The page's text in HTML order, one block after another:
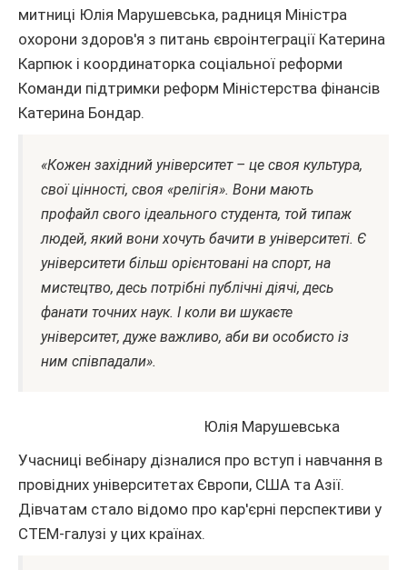
митниці Юлія Марушевська, радниця Міністра
охорони здоров'я з питань євроінтеграції Катерина
Карпюк і координаторка соціальної реформи
Команди підтримки реформ Міністерства фінансів
Катерина Бондар.
«Кожен західний університет – це своя культура,
свої цінності, своя «релігія». Вони мають
профайл свого ідеального студента, той типаж
людей, який вони хочуть бачити в університеті. Є
університети більш орієнтовані на спорт, на
мистецтво, десь потрібні публічні діячі, десь
фанати точних наук. І коли ви шукаєте
університет, дуже важливо, аби ви особисто із
ним співпадали».
Юлія Марушевська
Учасниці вебінару дізналися про вступ і навчання в
провідних університетах Європи, США та Азії.
Дівчатам стало відомо про кар'єрні перспективи у
СТЕМ-галузі у цих країнах.